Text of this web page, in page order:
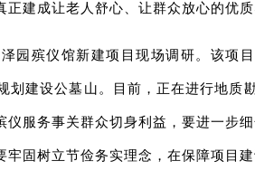
建成让老人舒心、让群众放心的优质
园殡仪馆新建项目现场调研。该项
划建设公墓山。目前，正在进行地质
仪服务事关群众切身利益，要进一步
牢固树立节俭务实理念，在保障项目